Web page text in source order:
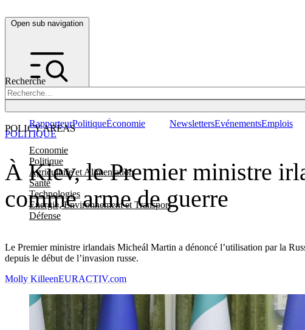
Open sub navigation
Recherche
POLICY AREAS
Economie
Politique
Agriculture et Alimentation
Santé
Technologies
Energie, Environnement et Transport
Défense
RapporteurPolitiqueÉconomie NewslettersEvénementsEmplois
À Kiev, le Premier ministre
comme arme de guerre
Le Premier ministre irlandais Micheál Martin a dénoncé l’utilisation par la
depuis le début de l’invasion russe.
POLITIQUE
Molly KilleenEURACTIV.com